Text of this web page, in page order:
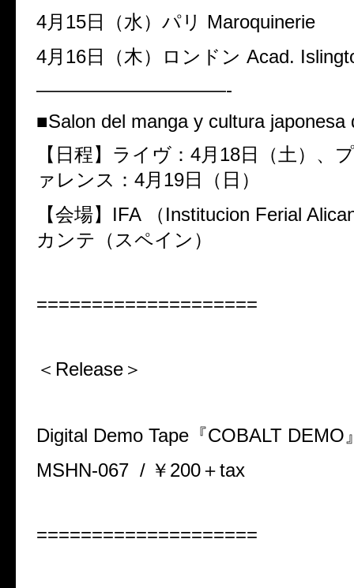
4月 15日（水）パリ Maroquinerie
4月 16日（木）ロンドン Acad.
——————————-
■Salon del manga y cultura japonesa
【日程】ライヴ： 4月 18日（土）、
ァレンス： 4月 19日（日）
【会場】 IFA （Institucion Ferial
カンテ（スペイン）
====================
＜Release＞
Digital Demo Tape 『COBALT DEMO
MSHN-067 / ￥ 200＋tax
====================